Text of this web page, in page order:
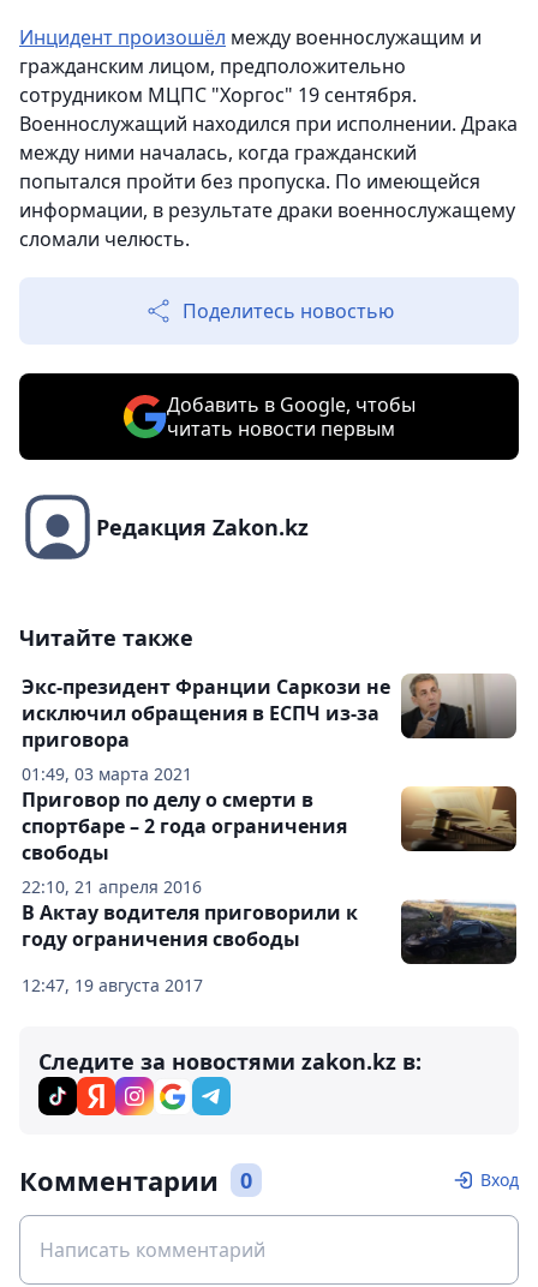
Инцидент произошёл между военнослужащим и
гражданским лицом, предположительно
сотрудником МЦПС "Хоргос" 19 сентября.
Военнослужащий находился при исполнении. Драка
между ними началась, когда гражданский
попытался пройти без пропуска. По имеющейся
информации, в результате драки военнослужащему
сломали челюсть.
Поделитесь новостью
Добавить в Google, чтобы
читать новости первым
Редакция Zakon.kz
Читайте также
01:49, 03 марта 2021
Экс-президент Франции Саркози не
исключил обращения в ЕСПЧ из-за
приговора
22:10, 21 апреля 2016
Приговор по делу о смерти в
спортбаре – 2 года ограничения
свободы
12:47, 19 августа 2017
В Актау водителя приговорили к
году ограничения свободы
Следите за новостями zakon.kz в:
Комментарии 0 Вход